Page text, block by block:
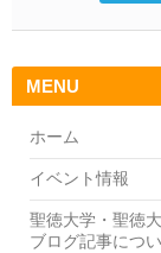
MENU
ホーム
イベント情報
聖徳大学・聖徳
ブログ記事につ